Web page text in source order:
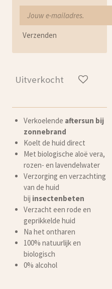
Verzenden
Uitverkocht
Verkoelende aftersun bij
zonnebrand
Koelt de huid direct
Met biologische aloë vera,
rozen- en lavendelwater
Verzorging en verzachting
van de huid
bij insectenbeten
Verzacht een rode en
geprikkelde huid
Na het ontharen
100% natuurlijk en
biologisch
0% alcohol